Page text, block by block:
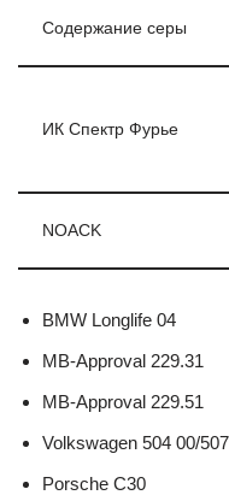
Содержание серы
ИК Спектр Фурье
NOACK
BMW Longlife 04
MB-Approval 229.31
MB-Approval 229.51
Volkswagen 504 00/
Porsche C30